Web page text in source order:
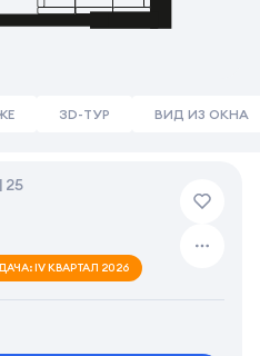
3D-ТУР ВИД ИЗ ОКНА
25
IV КВАРТАЛ 2026